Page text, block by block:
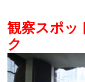
観察スポ
ク